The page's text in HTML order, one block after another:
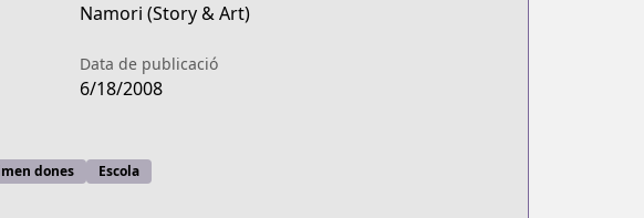
Namori (Story & Art)
Data de publicació
6/18/2008
dones Escola